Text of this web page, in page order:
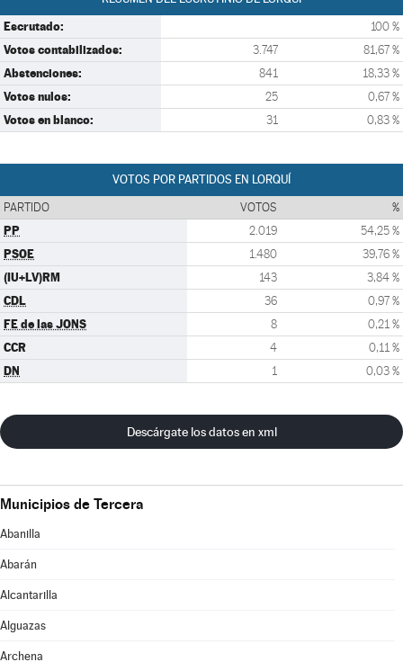
Escrutado: 100 %
Votos contabilizados: 3.747 81,67 %
Abstenciones: 841 18,33 %
Votos nulos: 25 0,67 %
Votos en blanco: 31 0,83 %
VOTOS POR PARTIDOS EN LORQUÍ
PARTIDO VOTOS %
PP 2.019 54,25 %
PSOE 1.480 39,76 %
(IU+LV)RM 143 3,84 %
CDL 36 0,97 %
FE de las JONS 8 0,21 %
CCR 4 0,11 %
DN 1 0,03 %
Descárgate los datos en xml
Municipios de Tercera
Abanilla
Abarán
Alcantarilla
Alguazas
Archena